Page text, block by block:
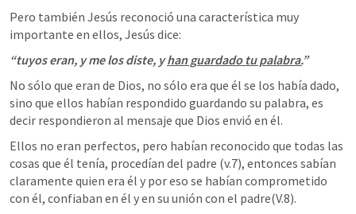
Pero también Jesús reconoció una característica muy
importante en ellos, Jesús dice:
“tuyos eran, y me los diste, y han guardado tu palabra.”
No sólo que eran de Dios, no sólo era que él se los había dado,
sino que ellos habían respondido guardando su palabra, es
decir respondieron al mensaje que Dios envió en él.
Ellos no eran perfectos, pero habían reconocido que todas las
cosas que él tenía, procedían del padre (v.7), entonces sabían
claramente quien era él y por eso se habían comprometido
con él, confiaban en él y en su unión con el padre(V.8).